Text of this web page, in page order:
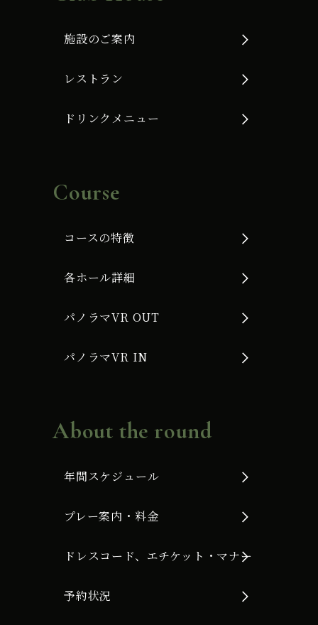
施設のご案内
レストラン
ドリンクメニュー
Course
コースの特徴
各ホール詳細
パノラマVR OUT
パノラマVR IN
About the round
年間スケジュール
プレー案内・料金
ドレスコード、エチケット・マナー
予約状況